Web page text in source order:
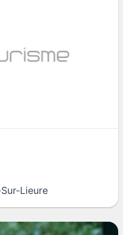
Lieure